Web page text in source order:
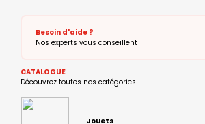
Besoin d'aide ?
Nos experts vous conseillent
CATALOGUE
Découvrez toutes nos catégories.
Jouets